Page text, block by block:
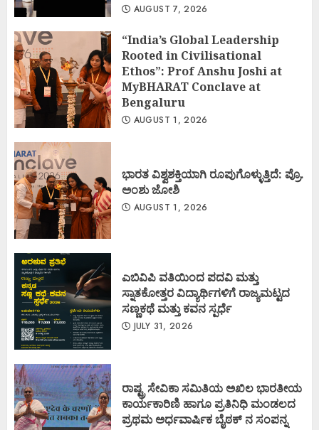
AUGUST 7, 2026
“India’s Global Leadership
Rooted in Civilisational
Ethos”: Prof Anshu Joshi at
MyBHARAT Conclave at
Bengaluru
AUGUST 1, 2026
ಭಾರತ ವಿಶ್ವಶಕ್ತಿಯಾಗಿ ರೂಪುಗೊಳ್ಳುತ್ತಿದೆ: ಪ್ರೊ.
ಅಂಶು ಜೋಶಿ
AUGUST 1, 2026
ಎಬಿವಿಪಿ ವತಿಯಿಂದ ಪದವಿ ಮತ್ತು
ಸ್ನಾತಕೋತ್ತರ ವಿದ್ಯಾರ್ಥಿಗಳಿಗೆ ರಾಜ್ಯಮಟ್ಟದ
ಸಣ್ಣಕಥೆ ಮತ್ತು ಕವನ ಸ್ಪರ್ಧೆ
JULY 31, 2026
ರಾಷ್ಟ್ರ ಸೇವಿಕಾ ಸಮಿತಿಯ ಅಖಿಲ ಭಾರತೀಯ
ಕಾರ್ಯಕಾರಿಣಿ ಹಾಗೂ ಪ್ರತಿನಿಧಿ ಮಂಡಲದ
ಪ್ರಥಮ ಅರ್ಧವಾರ್ಷಿಕ ಬೈಠಕ್ ನ ಸಂಪನ್ನ